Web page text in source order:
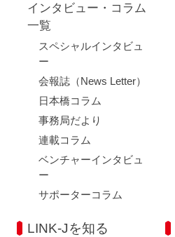
インタビュー・コラム
一覧
スペシャルインタビュ
ー
会報誌（News Letter）
日本橋コラム
事務局だより
連載コラム
ベンチャーインタビュ
ー
サポーターコラム
LINK-Jを知る